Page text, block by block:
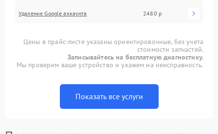
Удаление Google аккаунта 2480 р
Цены в прайс-листе указаны ориентировочные, без учета
стоимости запчастей.
Записывайтесь на бесплатную диагностику.
Мы проверим ваше устройство и укажем на неисправность.
Показать все услуги